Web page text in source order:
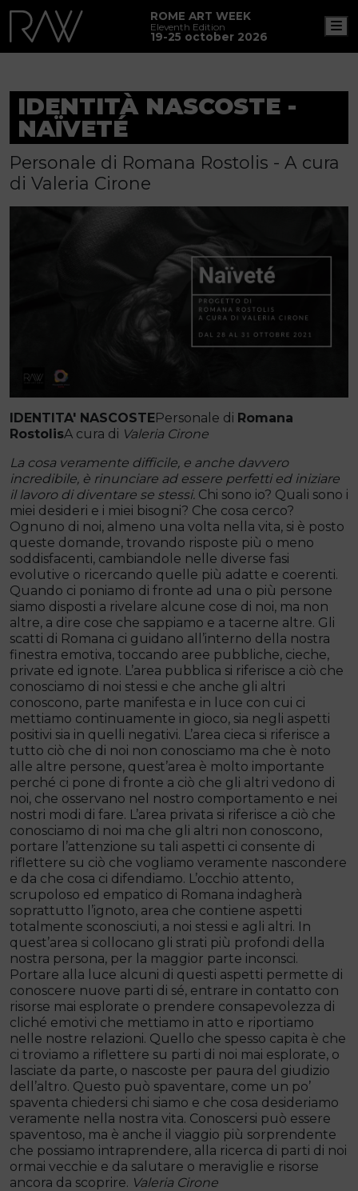
ROME ART WEEK
Eleventh Edition
19-25 october 2026
IDENTITÀ NASCOSTE -
NAÏVETÉ
Personale di Romana Rostolis - A cura
di Valeria Cirone
IDENTITA' NASCOSTEPersonale di Romana
RostolisA cura di Valeria Cirone
La cosa veramente difficile, e anche davvero
incredibile, è rinunciare ad essere perfetti ed iniziare
il lavoro di diventare se stessi. Chi sono io? Quali sono i
miei desideri e i miei bisogni? Che cosa cerco?
Ognuno di noi, almeno una volta nella vita, si è posto
queste domande, trovando risposte più o meno
soddisfacenti, cambiandole nelle diverse fasi
evolutive o ricercando quelle più adatte e coerenti.
Quando ci poniamo di fronte ad una o più persone
siamo disposti a rivelare alcune cose di noi, ma non
altre, a dire cose che sappiamo e a tacerne altre. Gli
scatti di Romana ci guidano all’interno della nostra
finestra emotiva, toccando aree pubbliche, cieche,
private ed ignote. L’area pubblica si riferisce a ciò che
conosciamo di noi stessi e che anche gli altri
conoscono, parte manifesta e in luce con cui ci
mettiamo continuamente in gioco, sia negli aspetti
positivi sia in quelli negativi. L’area cieca si riferisce a
tutto ciò che di noi non conosciamo ma che è noto
alle altre persone, quest’area è molto importante
perché ci pone di fronte a ciò che gli altri vedono di
noi, che osservano nel nostro comportamento e nei
nostri modi di fare. L’area privata si riferisce a ciò che
conosciamo di noi ma che gli altri non conoscono,
portare l’attenzione su tali aspetti ci consente di
riflettere su ciò che vogliamo veramente nascondere
e da che cosa ci difendiamo. L’occhio attento,
scrupoloso ed empatico di Romana indagherà
soprattutto l’ignoto, area che contiene aspetti
totalmente sconosciuti, a noi stessi e agli altri. In
quest’area si collocano gli strati più profondi della
nostra persona, per la maggior parte inconsci.
Portare alla luce alcuni di questi aspetti permette di
conoscere nuove parti di sé, entrare in contatto con
risorse mai esplorate o prendere consapevolezza di
cliché emotivi che mettiamo in atto e riportiamo
nelle nostre relazioni. Quello che spesso capita è che
ci troviamo a riflettere su parti di noi mai esplorate, o
lasciate da parte, o nascoste per paura del giudizio
dell’altro. Questo può spaventare, come un po’
spaventa chiedersi chi siamo e che cosa desideriamo
veramente nella nostra vita. Conoscersi può essere
spaventoso, ma è anche il viaggio più sorprendente
che possiamo intraprendere, alla ricerca di parti di noi
ormai vecchie e da salutare o meraviglie e risorse
ancora da scoprire. Valeria Cirone